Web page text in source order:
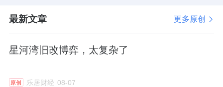
融、普惠金融、养老金融、数字金融等金融“五
最新文章 更多原创
星河湾旧改博弈，太复杂了
原创 乐居财经 08-07